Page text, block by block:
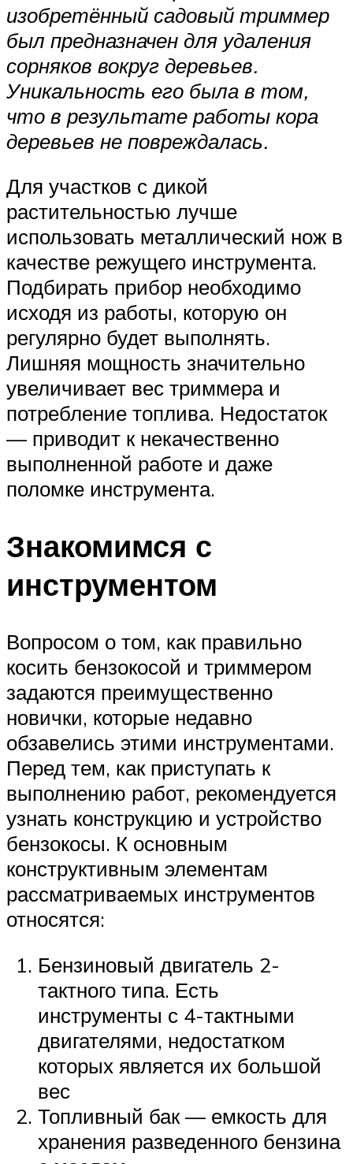
изобретённый садовый триммер
был предназначен для удаления
сорняков вокруг деревьев.
Уникальность его была в том,
что в результате работы кора
деревьев не повреждалась.
Для участков с дикой
растительностью лучше
использовать металлический нож в
качестве режущего инструмента.
Подбирать прибор необходимо
исходя из работы, которую он
регулярно будет выполнять.
Лишняя мощность значительно
увеличивает вес триммера и
потребление топлива. Недостаток
— приводит к некачественно
выполненной работе и даже
поломке инструмента.
Знакомимся с
инструментом
Вопросом о том, как правильно
косить бензокосой и триммером
задаются преимущественно
новички, которые недавно
обзавелись этими инструментами.
Перед тем, как приступать к
выполнению работ, рекомендуется
узнать конструкцию и устройство
бензокосы. К основным
конструктивным элементам
рассматриваемых инструментов
относятся:
Бензиновый двигатель 2-
тактного типа. Есть
инструменты с 4-тактными
двигателями, недостатком
которых является их большой
вес
Топливный бак — емкость для
хранения разведенного бензина